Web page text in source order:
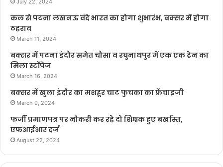
July 22, 2024
कल से पटना लखनऊ वंदे भारत का होगा शुभारंभ, बक्सर में होगा
ठहराव
March 11, 2024
बक्सर में पटना इंदौर समेत चौसा व रघुनाथपुर में एक एक ट्रेन का
मिला स्टॉपेज
March 16, 2024
बक्सर में खुला इंदौर का मशहूर चाट फुचका का फ्रेंचाइजी
March 9, 2024
फर्जी प्रमाणपत्र पर नौकरी कर रहे दो शिक्षक हुए बर्खास्त,
एफआईआर दर्ज
August 22, 2024